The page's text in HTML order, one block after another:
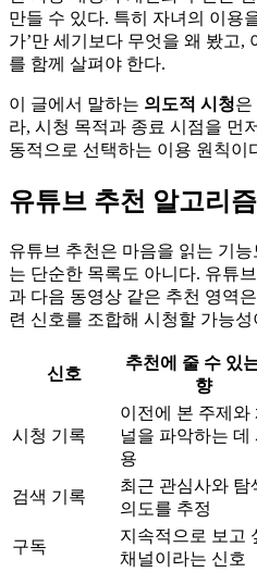
만들 수 있다. 특히 자녀의 이용
가’만 세기보다 무엇을 왜 봤고,
를 함께 살펴야 한다.
이 글에서 말하는 의도적 시청은
라, 시청 목적과 종료 시점을 먼
동적으로 선택하는 이용 원칙이
유튜브 추천 알고리
유튜브 추천은 마음을 읽는 기
는 단순한 목록도 아니다. 유튜
과 다음 동영상 같은 추천 영역
련 신호를 조합해 시청할 가능
신호
추천에 줄 수 있
향
시청 기록
이전에 본 주제와
널을 파악하는 데
용
검색 기록
최근 관심사와 탐
의도를 추정
구독
지속적으로 보고
채널이라는 신호